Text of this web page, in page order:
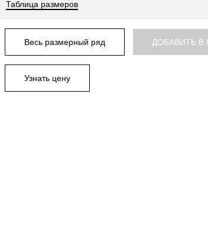
Таблица размеров
Весь размерный ряд ДОБАВИТЬ В
Узнать цену